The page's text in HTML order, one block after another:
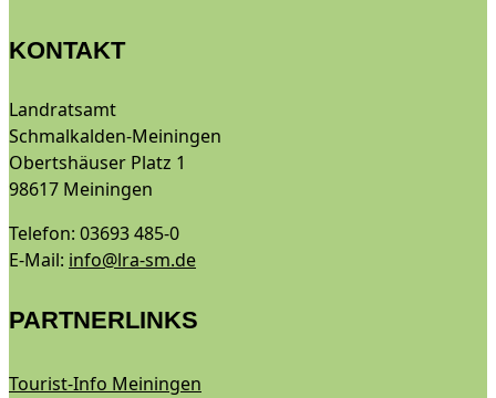
KONTAKT
Landratsamt
Schmalkalden-Meiningen
Obertshäuser Platz 1
98617 Meiningen
Telefon: 03693 485-0
E-Mail: info@lra-sm.de
PARTNERLINKS
Tourist-Info Meiningen